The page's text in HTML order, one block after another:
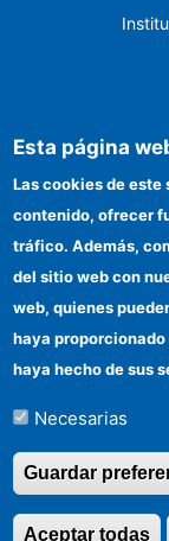
Esta página
Las cookies de este
contenido, ofrecer
tráfico. Además,
del sitio web con
web, quienes
haya
haya hecho de sus
Necesarias
Guardar
Aceptar todas